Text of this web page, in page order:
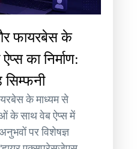
फायरबेस के
का निर्माण:
सिम्फनी
के माध्यम से
के साथ वेब ऐप्स में
पर विशेषज्ञ